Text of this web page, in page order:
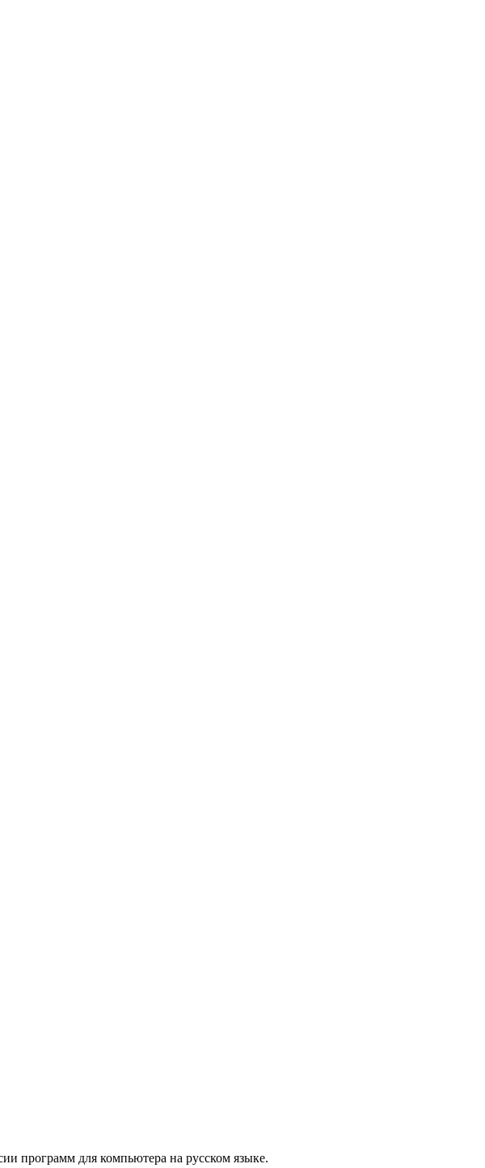
программ для компьютера на русском языке.